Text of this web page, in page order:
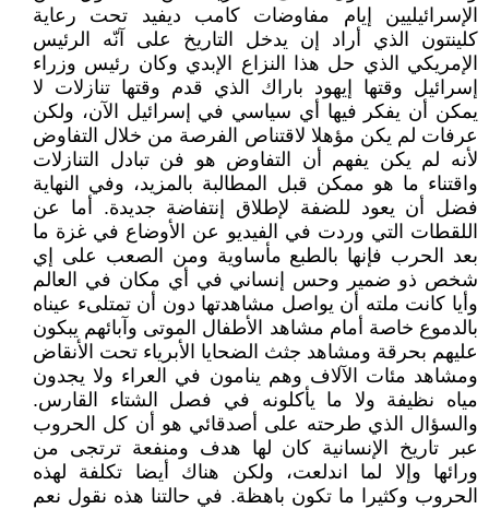
الإسرائيليين إيام مفاوضات كامب ديفيد تحت رعاية
كلينتون الذي أراد إن يدخل التاريخ على آنّه الرئيس
الإمريكي الذي حل هذا النزاع الإبدي وكان رئيس وزراء
إسرائيل وقتها إيهود باراك الذي قدم وقتها تنازلات لا
يمكن أن يفكر فيها أي سياسي في إسرائيل الآن، ولكن
عرفات لم يكن مؤهلا لاقتناص الفرصة من خلال التفاوض
لأنه لم يكن يفهم أن التفاوض هو فن تبادل التنازلات
واقتناء ما هو ممكن قبل المطالبة بالمزيد، وفي النهاية
فضل أن يعود للضفة لإطلاق إنتفاضة جديدة. أما عن
اللقطات التي وردت في الفيديو عن الأوضاع في غزة ما
بعد الحرب فإنها بالطبع مأساوية ومن الصعب على إي
شخص ذو ضمير وحس إنساني في أي مكان في العالم
وأيا كانت ملته أن يواصل مشاهدتها دون أن تمتلىء عيناه
بالدموع خاصة أمام مشاهد الأطفال الموتى وآبائهم يبكون
عليهم بحرقة ومشاهد جثث الضحايا الأبرياء تحت الأنقاض
ومشاهد مئات الآلاف وهم ينامون في العراء ولا يجدون
مياه نظيفة ولا ما يأكلونه في فصل الشتاء القارس.
والسؤال الذي طرحته على أصدقائي هو أن كل الحروب
عبر تاريخ الإنسانية كان لها هدف ومنفعة ترتجى من
ورائها وإلا لما اندلعت، ولكن هناك أيضا تكلفة لهذه
الحروب وكثيرا ما تكون باهظة. في حالتنا هذه نقول نعم